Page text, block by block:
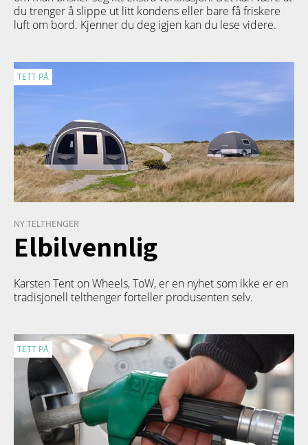
du trenger å slippe ut litt kondens eller bare få friskere
luft om bord. Kjenner du deg igjen kan du lese videre.
TETT PÅ
NY TELTHENGER
Elbilvennlig
Karsten Tent on Wheels, ToW, er en nyhet som ikke er en
tradisjonell telthenger forteller produsenten selv.
TETT PÅ